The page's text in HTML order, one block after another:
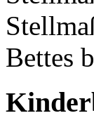
Bettes